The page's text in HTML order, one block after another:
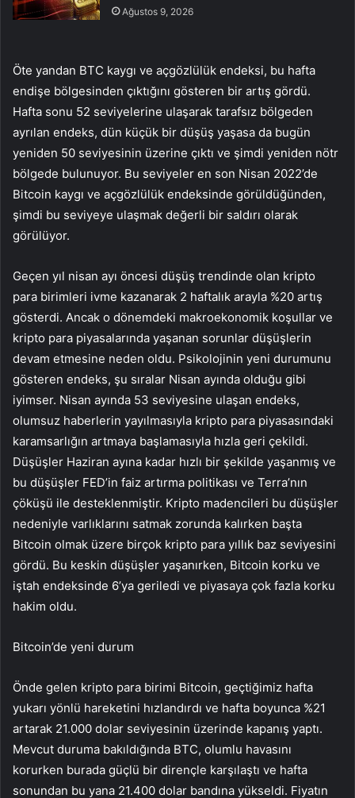
Ağustos 9, 2026
Öte yandan BTC kaygı ve açgözlülük endeksi, bu hafta
endişe bölgesinden çıktığını gösteren bir artış gördü.
Hafta sonu 52 seviyelerine ulaşarak tarafsız bölgeden
ayrılan endeks, dün küçük bir düşüş yaşasa da bugün
yeniden 50 seviyesinin üzerine çıktı ve şimdi yeniden nötr
bölgede bulunuyor. Bu seviyeler en son Nisan 2022’de
Bitcoin kaygı ve açgözlülük endeksinde görüldüğünden,
şimdi bu seviyeye ulaşmak değerli bir saldırı olarak
görülüyor.
Geçen yıl nisan ayı öncesi düşüş trendinde olan kripto
para birimleri ivme kazanarak 2 haftalık arayla %20 artış
gösterdi. Ancak o dönemdeki makroekonomik koşullar ve
kripto para piyasalarında yaşanan sorunlar düşüşlerin
devam etmesine neden oldu. Psikolojinin yeni durumunu
gösteren endeks, şu sıralar Nisan ayında olduğu gibi
iyimser. Nisan ayında 53 seviyesine ulaşan endeks,
olumsuz haberlerin yayılmasıyla kripto para piyasasındaki
karamsarlığın artmaya başlamasıyla hızla geri çekildi.
Düşüşler Haziran ayına kadar hızlı bir şekilde yaşanmış ve
bu düşüşler FED’in faiz artırma politikası ve Terra’nın
çöküşü ile desteklenmiştir. Kripto madencileri bu düşüşler
nedeniyle varlıklarını satmak zorunda kalırken başta
Bitcoin olmak üzere birçok kripto para yıllık baz seviyesini
gördü. Bu keskin düşüşler yaşanırken, Bitcoin korku ve
iştah endeksinde 6’ya geriledi ve piyasaya çok fazla korku
hakim oldu.
Bitcoin’de yeni durum
Önde gelen kripto para birimi Bitcoin, geçtiğimiz hafta
yukarı yönlü hareketini hızlandırdı ve hafta boyunca %21
artarak 21.000 dolar seviyesinin üzerinde kapanış yaptı.
Mevcut duruma bakıldığında BTC, olumlu havasını
korurken burada güçlü bir dirençle karşılaştı ve hafta
sonundan bu yana 21.400 dolar bandına yükseldi. Fiyatın